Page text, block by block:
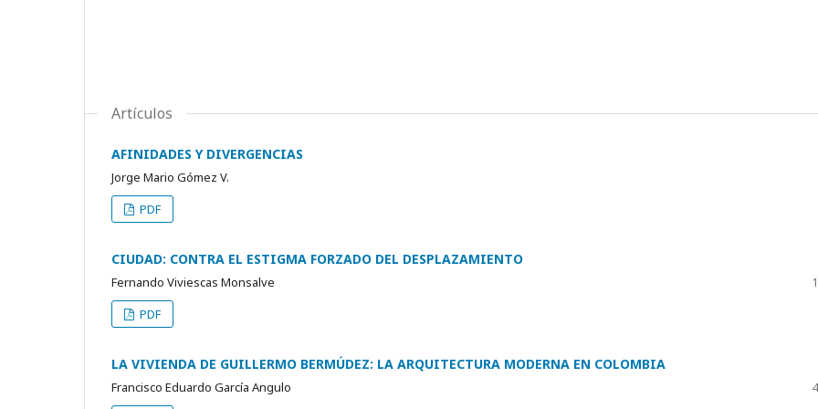
Artículos
AFINIDADES Y DIVERGENCIAS
Jorge Mario Gómez V.
PDF
CIUDAD: CONTRA EL ESTIGMA FORZADO DEL DESPLAZAMIENTO
Fernando Viviescas Monsalve
PDF
LA VIVIENDA DE GUILLERMO BERMÚDEZ: LA ARQUITECTURA MODERNA EN COLOMBIA
Francisco Eduardo García Angulo